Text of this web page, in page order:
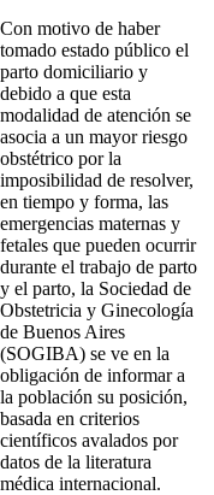
Con motivo de haber
tomado estado público el
parto domiciliario y
debido a que esta
modalidad de atención se
asocia a un mayor riesgo
obstétrico por la
imposibilidad de resolver,
en tiempo y forma, las
emergencias maternas y
fetales que pueden ocurrir
durante el trabajo de parto
y el parto, la Sociedad de
Obstetricia y Ginecología
de Buenos Aires
(SOGIBA) se ve en la
obligación de informar a
la población su posición,
basada en criterios
científicos avalados por
datos de la literatura
médica internacional.